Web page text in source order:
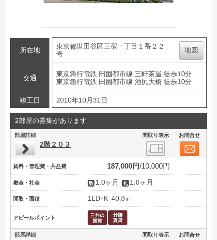
所在地
東京都世田谷区三宿一丁目１番２２
号
地図
交通
東京急行電鉄 田園都市線 三軒茶屋 徒歩10分
東京急行電鉄 田園都市線 池尻大橋 徒歩10分
竣工日 2010年10月31日
2部屋の募集があります
部屋詳細 間取り表示 お問合せ
2階２０３
賃料・管理費・共益費 187,000円 10,000円
敷金・礼金 1.0ヶ月 1.0ヶ月
間取・面積 1LD･K 40.8㎡
アピールポイント
部屋詳細 間取り表示 お問合せ